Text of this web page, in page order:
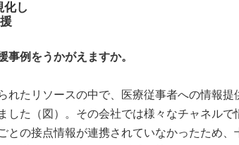
化し
例をうかがえますか。
たリソースの中で、医療従事者への情報提
した（図）。その会社では様々なチャネルで
との接点情報が連携されていなかったため、